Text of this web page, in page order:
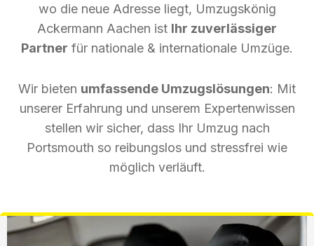
wo die neue Adresse liegt, Umzugskönig
Ackermann Aachen ist Ihr zuverlässiger
Partner für nationale & internationale Umzüge.
Wir bieten umfassende Umzugslösungen: Mit
unserer Erfahrung und unserem Expertenwissen
stellen wir sicher, dass Ihr Umzug nach
Portsmouth so reibungslos und stressfrei wie
möglich verläuft.